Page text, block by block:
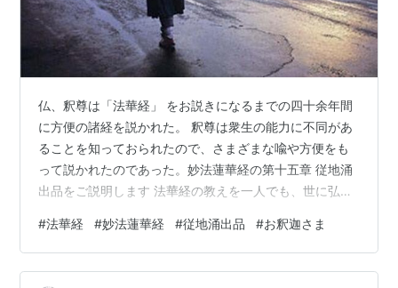
仏、釈尊は「法華経」 をお説きになるまでの四十余年間
に方便の諸経を説かれた。 釈尊は衆生の能力に不同があ
ることを知っておられたので、さまざまな喩や方便をも
って説かれたのであった。妙法蓮華経の第十五章 従地涌
出品をご説明します 法華経の教えを一人でも、世に弘め
土からやってきたたくさんの菩薩が、大勢の人の中から
立ち上がり、合掌して仏に敬礼して、「もし私どもが仏
の滅度の後において、この娑婆世界にあってこの経を弘
#法華経 #妙法蓮華経 #従地涌出品 #お釈迦さま